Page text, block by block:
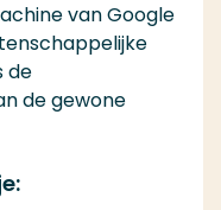
van Google
de
de gewone